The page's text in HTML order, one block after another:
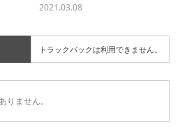
2021.03.08
トラックバックは利用できません。
りません。